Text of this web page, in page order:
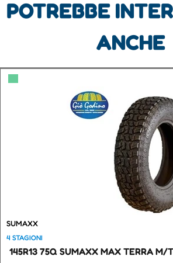
POTREBBE
ANCHE
▀
SUMAXX
4 STAGIONI
145R13 75Q SUMAXX MAX TERRA M/